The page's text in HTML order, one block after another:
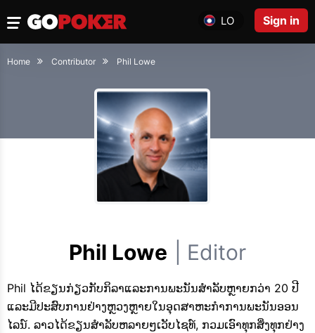
LO Sign in
Home Contributor Phil Lowe
Phil Lowe | Editor
Phil ໄດ້ຂຽນກ່ຽວກັບກິລາແລະການພະນັນສໍາລັບຫຼາຍກວ່າ 20 ປີ
ແລະມີປະສົບການຢ່າງຫຼວງຫຼາຍໃນອຸດສາຫະກໍາການພະນັນອອນ
ໄລນ໌. ລາວໄດ້ຂຽນສໍາລັບຫລາຍໆເວັບໄຊທ໌, ກວມເອົາທຸກສິ່ງທຸກຢ່າງ